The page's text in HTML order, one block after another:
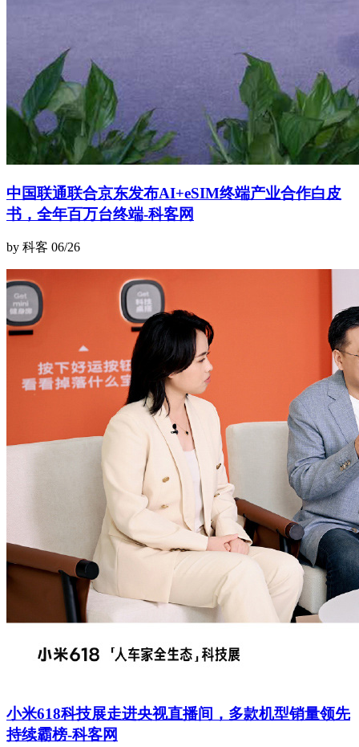
中国联通联合京东发布AI+eSIM终端产业合作白皮
书，全年百万台终端-科客网
by 科客 06/26
小米618科技展走进央视直播间，多款机型销量领先
持续霸榜-科客网